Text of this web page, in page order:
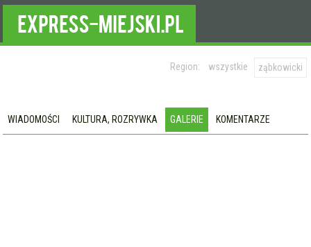
Region: wszystkie ząbkowicki
WIADOMOŚCI KULTURA, ROZRYWKA GALERIE KOMENTARZE